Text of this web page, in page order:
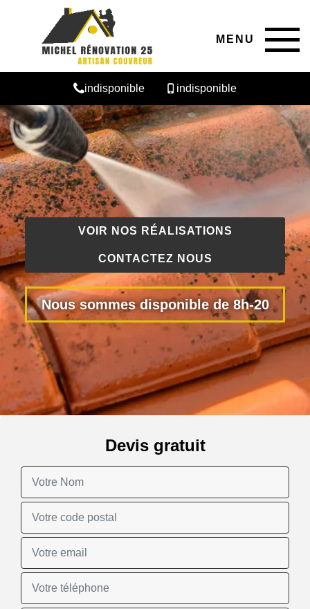
MENU
indisponible indisponible
VOIR NOS RÉALISATIONS
CONTACTEZ NOUS
Nous sommes disponible de 8h-20
Devis gratuit